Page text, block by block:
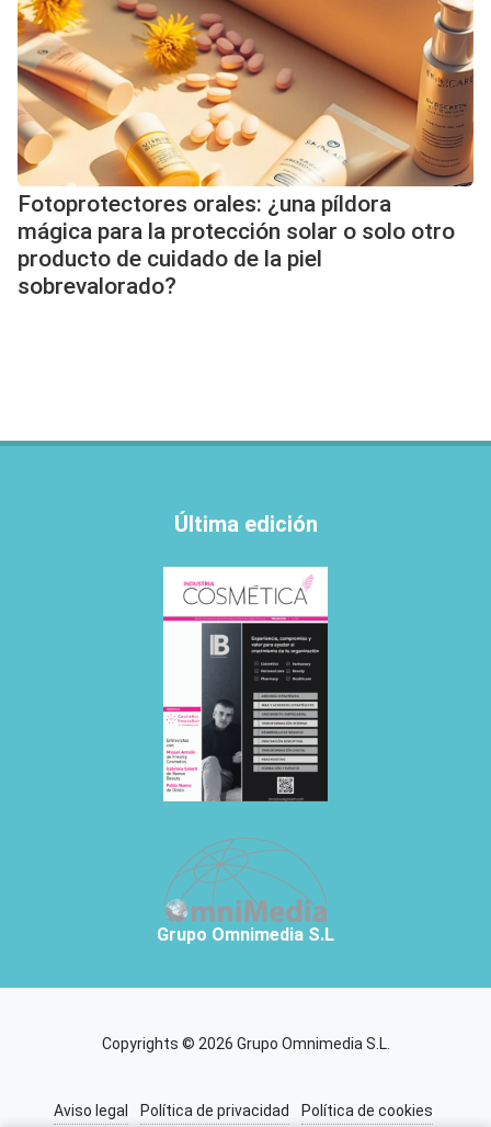
Fotoprotectores orales: ¿una píldora
mágica para la protección solar o solo otro
producto de cuidado de la piel
sobrevalorado?
Última edición
Grupo Omnimedia S.L
Copyrights © 2026 Grupo Omnimedia S.L.
Aviso legal Política de privacidad Política de cookies